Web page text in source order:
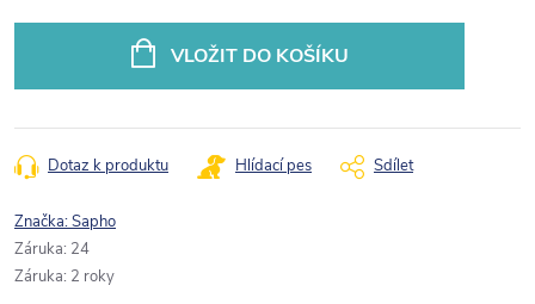
VLOŽIT DO KOŠÍKU
Dotaz k produktu Hlídací pes Sdílet
Značka:Sapho
Záruka: 24
Záruka: 2 roky